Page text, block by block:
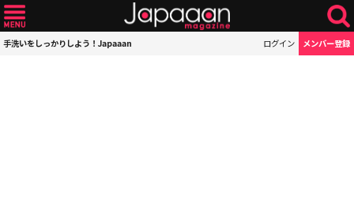
手洗いをしっかりしよう！Japaaan ログイン メンバー登録